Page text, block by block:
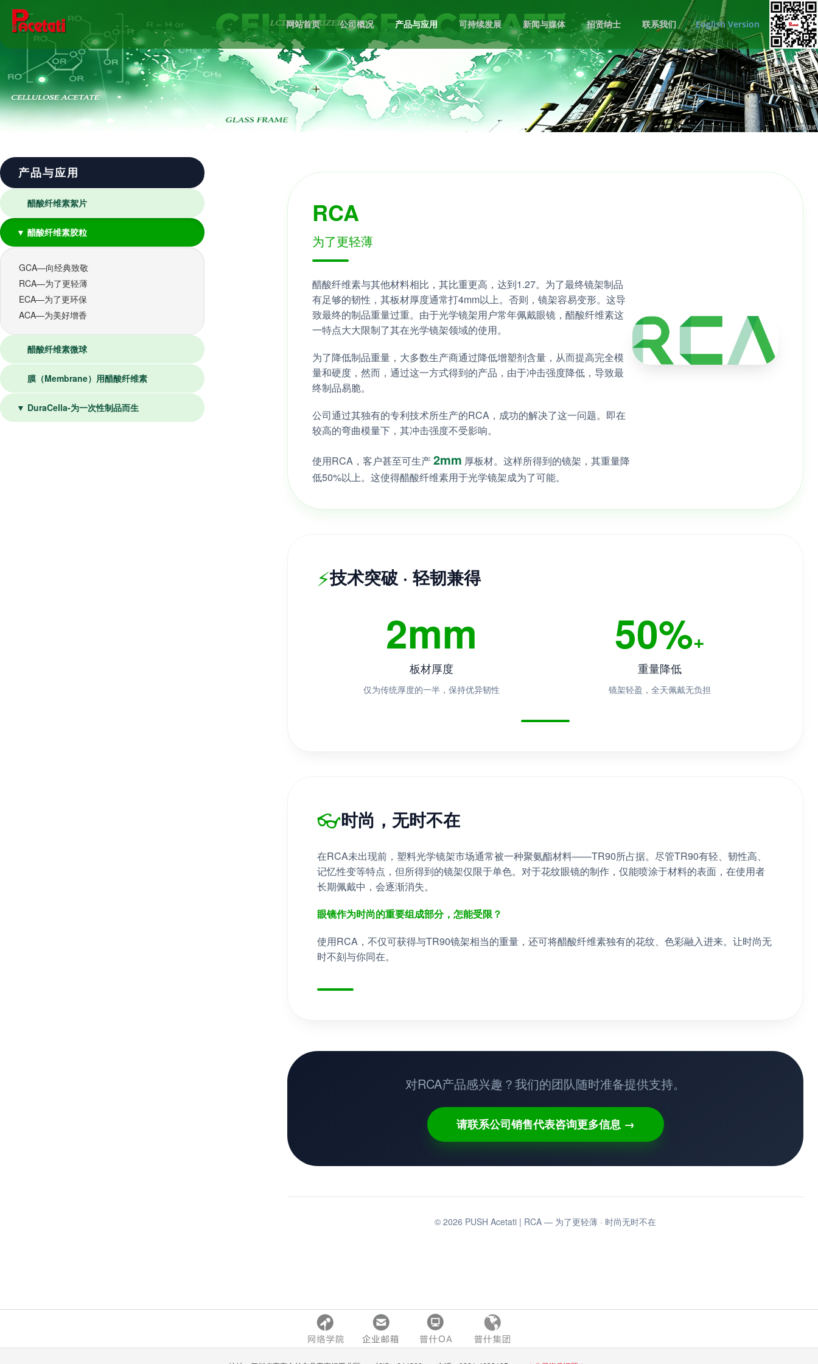
网站首页 公司概况 产品与应用 可持续发展 新闻与媒体 招贤纳士 联系我们 English Version
产品与应用
醋酸纤维素絮片
▼ 醋酸纤维素胶粒
GCA—向经典致敬
RCA—为了更轻薄
ECA—为了更环保
ACA—为美好增香
醋酸纤维素微球
膜（Membrane）用醋酸纤维素
▼ DuraCella-为一次性制品而生
RCA
为了更轻薄
醋酸纤维素与其他材料相比，其比重更高，达到1.27。为了最终镜架制品
有足够的韧性，其板材厚度通常打4mm以上。否则，镜架容易变形。这导
致最终的制品重量过重。由于光学镜架用户常年佩戴眼镜，醋酸纤维素这
一特点大大限制了其在光学镜架领域的使用。
为了降低制品重量，大多数生产商通过降低增塑剂含量，从而提高完全模
量和硬度，然而，通过这一方式得到的产品，由于冲击强度降低，导致最
终制品易脆。
公司通过其独有的专利技术所生产的RCA，成功的解决了这一问题。即在
较高的弯曲模量下，其冲击强度不受影响。
使用RCA，客户甚至可生产2mm 厚板材。这样所得到的镜架，其重量降
低50%以上。这使得醋酸纤维素用于光学镜架成为了可能。
⚡技术突破 · 轻韧兼得
2mm
板材厚度
仅为传统厚度的一半，保持优异韧性
50%+
重量降低
镜架轻盈，全天佩戴无负担
👓时尚，无时不在
在RCA未出现前，塑料光学镜架市场通常被一种聚氨酯材料——TR90所占据。尽管TR90有轻、韧性高、
记忆性变等特点，但所得到的镜架仅限于单色。对于花纹眼镜的制作，仅能喷涂于材料的表面，在使用者
长期佩戴中，会逐渐消失。
眼镜作为时尚的重要组成部分，怎能受限？
使用RCA，不仅可获得与TR90镜架相当的重量，还可将醋酸纤维素独有的花纹、色彩融入进来。让时尚无
时不刻与你同在。
对RCA产品感兴趣？我们的团队随时准备提供支持。
请联系公司销售代表咨询更多信息 →
© 2026 PUSH Acetati | RCA — 为了更轻薄 · 时尚无时不在